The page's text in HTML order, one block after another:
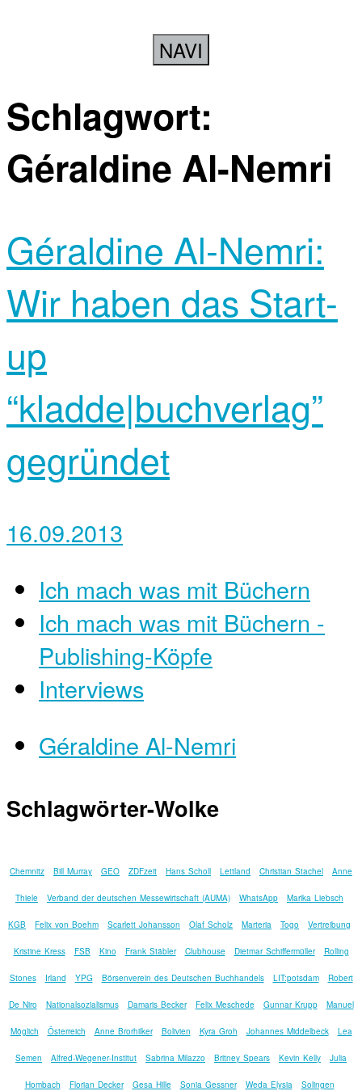
NAVI
Schlagwort:
Géraldine Al-Nemri
Géraldine Al-Nemri:
Wir haben das Start-
up
“kladde|buchverlag”
gegründet
16.09.2013
Ich mach was mit Büchern
Ich mach was mit Büchern -
Publishing-Köpfe
Interviews
Géraldine Al-Nemri
Schlagwörter-Wolke
Chemnitz Bill Murray GEO ZDFzeit Hans Scholl Lettland Christian Stachel Anne
Thiele Verband der deutschen Messewirtschaft (AUMA) WhatsApp Marika Liebsch
KGB Felix von Boehm Scarlett Johansson Olaf Scholz Marteria Togo Vertreibung
Kristine Kress FSB Kino Frank Stäbler Clubhouse Dietmar Schiffermüller Rolling
Stones Irland YPG Börsenverein des Deutschen Buchhandels LIT:potsdam Robert
De Niro Nationalsozialismus Damaris Becker Felix Meschede Gunnar Krupp Manuel
Möglich Österreich Anne Brorhilker Bolivien Kyra Groh Johannes Middelbeck Lea
Semen Alfred-Wegener-Institut Sabrina Milazzo Britney Spears Kevin Kelly Julia
Hombach Florian Decker Gesa Hille Sonia Gessner Weda Elysia Solingen